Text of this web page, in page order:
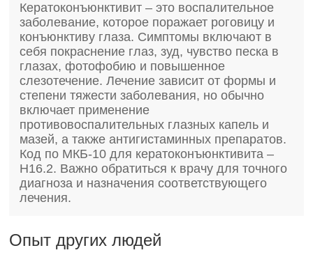
Кератоконъюнктивит – это воспалительное
заболевание, которое поражает роговицу и
конъюнктиву глаза. Симптомы включают в
себя покраснение глаз, зуд, чувство песка в
глазах, фотофобию и повышенное
слезотечение. Лечение зависит от формы и
степени тяжести заболевания, но обычно
включает применение
противовоспалительных глазных капель и
мазей, а также антигистаминных препаратов.
Код по МКБ-10 для кератоконъюнктивита –
H16.2. Важно обратиться к врачу для точного
диагноза и назначения соответствующего
лечения.
Опыт других людей